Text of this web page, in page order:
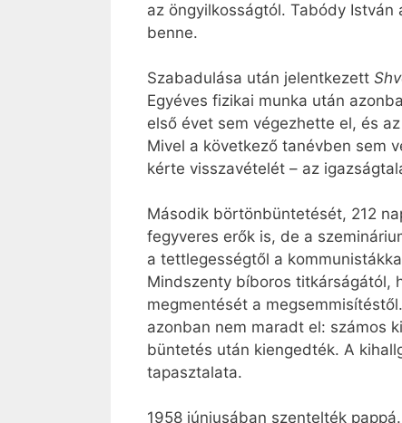
az öngyilkosságtól. Tabódy
benne.
Szabadulása után jelentkezett
Egyéves fizikai munka után
első évet sem végezhette el, és
Mivel a következő tanévben sem
kérte visszavételét – az
Második börtönbüntetését, 212
fegyveres erők is, de a
a tettlegességtől a
Mindszenty bíboros titkárságától,
megmentését a
azonban nem maradt el: számos
büntetés után kiengedték. A
tapasztalata.
1958 júniusában szentelték